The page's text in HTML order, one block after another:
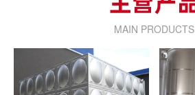
MAIN PRODUCTS